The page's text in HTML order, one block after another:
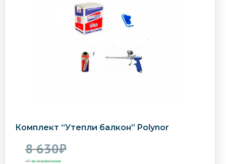
Комплект “Утепли балкон” Polynor
8 630₽